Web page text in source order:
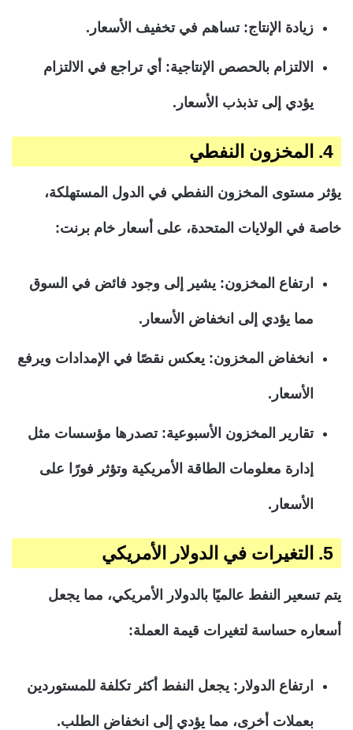
زيادة الإنتاج: تساهم في تخفيف الأسعار.
الالتزام بالحصص الإنتاجية: أي تراجع في الالتزام
يؤدي إلى تذبذب الأسعار.
4. المخزون النفطي
يؤثر مستوى المخزون النفطي في الدول المستهلكة،
خاصة في الولايات المتحدة، على أسعار خام برنت:
ارتفاع المخزون: يشير إلى وجود فائض في السوق
مما يؤدي إلى انخفاض الأسعار.
انخفاض المخزون: يعكس نقصًا في الإمدادات ويرفع
الأسعار.
تقارير المخزون الأسبوعية: تصدرها مؤسسات مثل
إدارة معلومات الطاقة الأمريكية وتؤثر فورًا على
الأسعار.
5. التغيرات في الدولار الأمريكي
يتم تسعير النفط عالميًا بالدولار الأمريكي، مما يجعل
أسعاره حساسة لتغيرات قيمة العملة:
ارتفاع الدولار: يجعل النفط أكثر تكلفة للمستوردين
بعملات أخرى، مما يؤدي إلى انخفاض الطلب.